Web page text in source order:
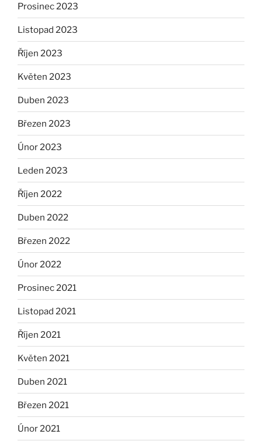
Prosinec 2023
Listopad 2023
Říjen 2023
Květen 2023
Duben 2023
Březen 2023
Únor 2023
Leden 2023
Říjen 2022
Duben 2022
Březen 2022
Únor 2022
Prosinec 2021
Listopad 2021
Říjen 2021
Květen 2021
Duben 2021
Březen 2021
Únor 2021